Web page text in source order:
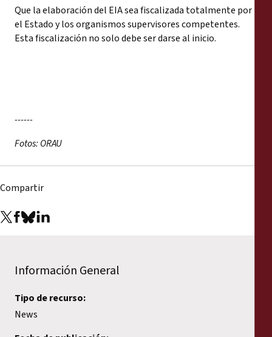
Que la elaboración del EIA sea fiscalizada totalmente por
el Estado y los organismos supervisores competentes.
Esta fiscalización no solo debe ser darse al inicio.
------
Fotos: ORAU
Compartir
Información General
Tipo de recurso:
News